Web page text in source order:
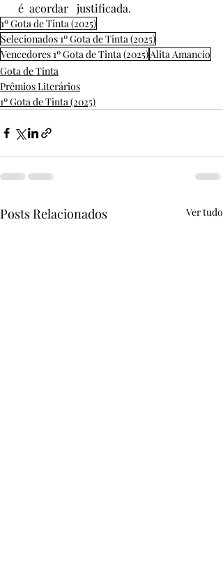
  é  acordar   justificada.
1º Gota de Tinta (2025)
Selecionados 1º Gota de Tinta (2025)
Vencedores 1º Gota de Tinta (2025)Alita Amancio
Gota de Tinta
Prêmios Literários
1º Gota de Tinta (2025)
Posts Relacionados Ver tudo